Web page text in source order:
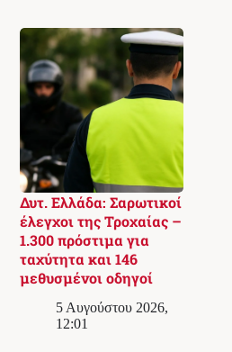
Δυτ. Ελλάδα: Σαρωτικοί
έλεγχοι της Τροχαίας –
1.300 πρόστιμα για
ταχύτητα και 146
μεθυσμένοι οδηγοί
5 Αυγούστου 2026,
12:01